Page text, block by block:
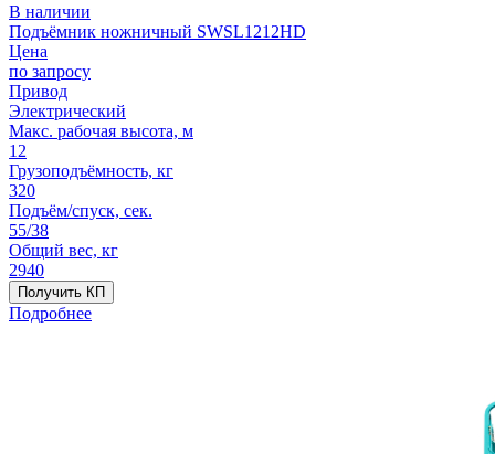
В наличии
Подъёмник ножничный SWSL1212HD
Цена
по запросу
Привод
Электрический
Макс. рабочая высота, м
12
Грузоподъёмность, кг
320
Подъём/спуск, сек.
55/38
Общий вес, кг
2940
Получить КП
Подробнее